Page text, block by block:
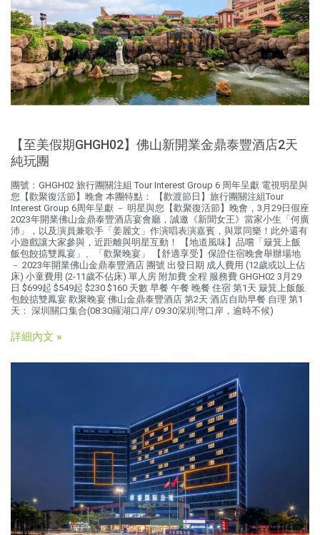
【至美假期GHGH02】佛山新開業金鼎泰豐酒店2天
純玩團
團號：GHGH02 旅行團關注組 Tour Interest Group 6 周年呈獻 電視明星與
您【歡聚復活節】晚會 本團特點： 【歡渡節日】旅行團關注組Tour
Interest Group 6周年呈獻 － 明星與您【歡聚復活節】晚會，3月29日假座
2023年開業佛山金鼎泰豐酒店宴會廳，誠邀《新聞女王》當家小生「何廣
沛」，以及演員兼歌手「姜麗文」作演唱表演嘉賓，與眾同樂！此外還有
小遊戲讓大家參與，近距離與明星互動！ 【地道風味】品嚐「簸箕上飯
飯包餃掂雙鳳宴」、「歡聚晚宴」 【舒適享受】保證住宿晚會舉辦場地
－ 2023年開業佛山金鼎泰豐酒店 團號 出發日期 成人費用 (12歲或以上佔
床) 小童費用 (2-11歲不佔床) 單人房 附加費 全程 服務費 GHGH02 3月29
日 $699起 $549起 $230 $160 天數 早餐 午餐 晚餐 住宿 第1天 簸箕上飯飯
包餃掂雙鳳宴 歡聚晚宴 佛山金鼎泰豐酒店 第2天 酒店自助早餐 自理 第1
天： 深圳關口集合(08:30羅湖口岸/ 09:30深圳灣口岸，逾時不候)
詳細內文 »